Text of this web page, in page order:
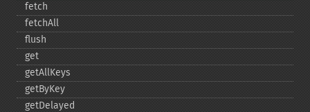
fetch
fetchAll
flush
get
getAllKeys
getByKey
getDelayed